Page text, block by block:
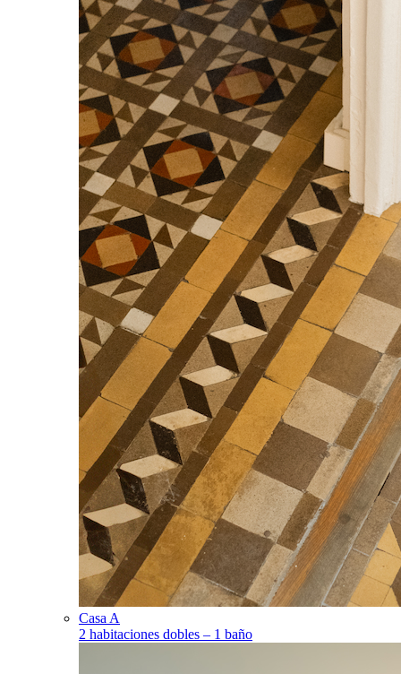
Casa A
2 habitaciones dobles – 1 baño